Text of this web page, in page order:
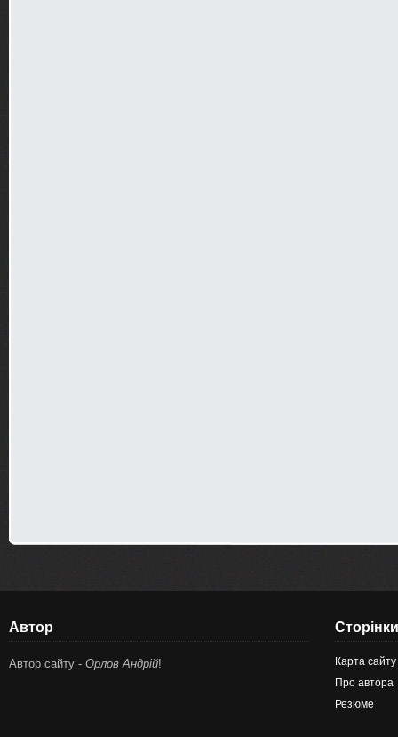
Автор
Автор сайту - Орлов Андрій!
Сторінки
Карта сайту
Про автора
Резюме